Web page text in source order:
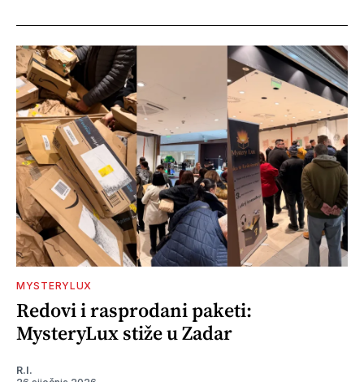
MYSTERYLUX
Redovi i rasprodani paketi:
MysteryLux stiže u Zadar
R.I.